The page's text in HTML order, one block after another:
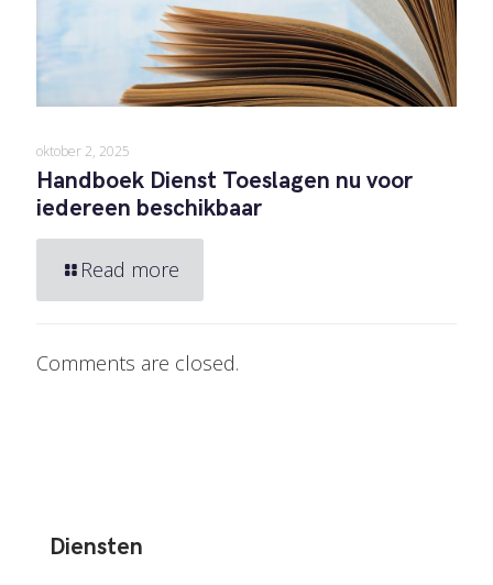
oktober 2, 2025
Handboek Dienst Toeslagen nu voor
iedereen beschikbaar
Read more
Comments are closed.
Diensten